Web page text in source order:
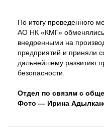
По итогу проведенного
АО НК «КМГ» обменялись
внедренными на
предприятий и приняли
дальнейшему развитию
безопасности.
Отдел по связям с
Фото — Ирина